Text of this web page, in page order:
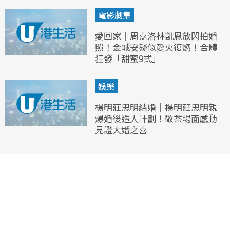
電影劇集
愛回家｜周嘉洛林凱恩放閃拍婚
照！金城安疑似愛火復燃！合體
狂發「甜蜜9式」
娛樂
楊明莊思明結婚｜楊明莊思明親
爆婚後造人計劃！敬茶場面感動
見證大婚之喜